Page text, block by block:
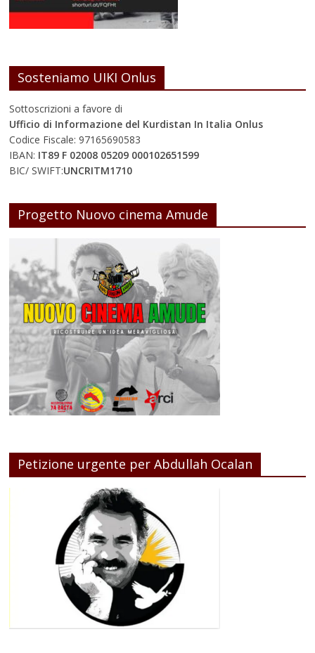
Sosteniamo UIKI Onlus
Sottoscrizioni a favore di
Ufficio di Informazione del Kurdistan In Italia Onlus
Codice Fiscale: 97165690583
IBAN: IT89 F 02008 05209 000102651599
BIC/ SWIFT:UNCRITM1710
Progetto Nuovo cinema Amude
Petizione urgente per Abdullah Ocalan